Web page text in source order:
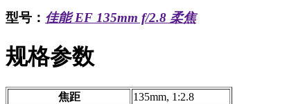
型号： 佳能 EF 135mm f/2.8 柔焦
规格参数
焦距
135mm, 1:2.8